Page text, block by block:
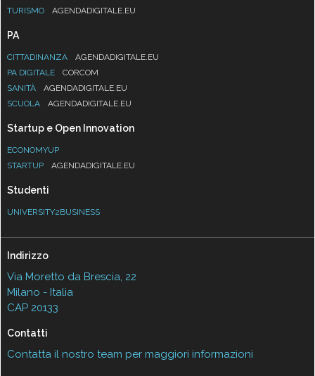
TURISMO
AGENDADIGITALE.EU
PA
CITTADINANZA
AGENDADIGITALE.EU
PA DIGITALE
CORCOM
SANITÀ
AGENDADIGITALE.EU
SCUOLA
AGENDADIGITALE.EU
Startup e Open Innovation
ECONOMYUP
STARTUP
AGENDADIGITALE.EU
Studenti
UNIVERSITY2BUSINESS
Indirizzo
Via Moretto da Brescia, 22
Milano - Italia
CAP 20133
Contatti
Contatta il nostro team per maggiori informazioni